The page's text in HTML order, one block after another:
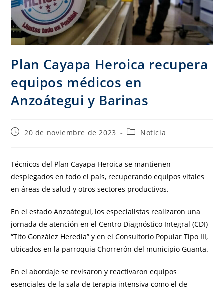
Plan Cayapa Heroica recupera
equipos médicos en
Anzoátegui y Barinas
20 de noviembre de 2023 Noticia
Técnicos del Plan Cayapa Heroica se mantienen
desplegados en todo el país, recuperando equipos vitales
en áreas de salud y otros sectores productivos.
En el estado Anzoátegui, los especialistas realizaron una
jornada de atención en el Centro Diagnóstico Integral (CDI)
“Tito González Heredia” y en el Consultorio Popular Tipo III,
ubicados en la parroquia Chorrerón del municipio Guanta.
En el abordaje se revisaron y reactivaron equipos
esenciales de la sala de terapia intensiva como el de